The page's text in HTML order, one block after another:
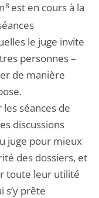
8est en cours à la
le juge invite
personnes –
de manière
séances de
discussions
juge pour mieux
des dossiers, et
toute leur utilité
prête